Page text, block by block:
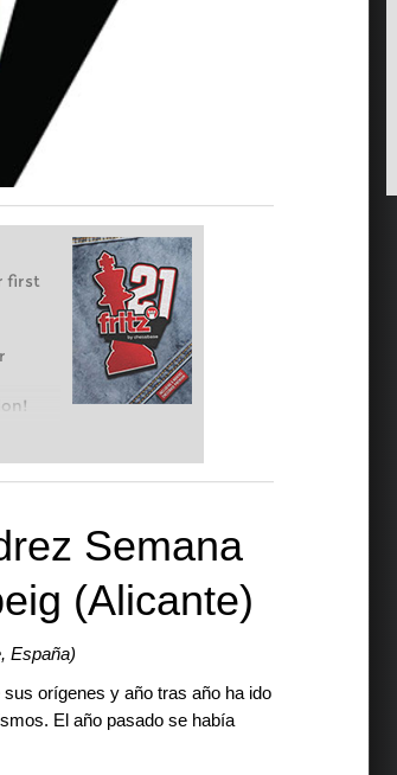
first
Semana
(Alicante)
España)
orígenes y año tras año ha ido
El año pasado se había